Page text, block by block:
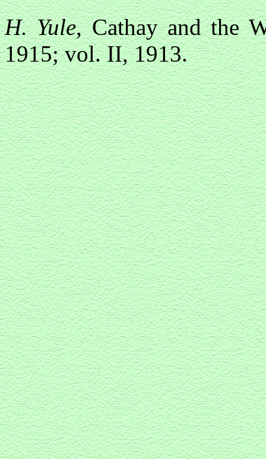
Н. Yule, Cathay and the
1915; vol. II, 1913.